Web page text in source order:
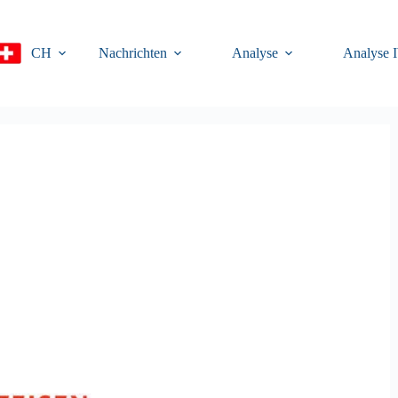
CH
Nachrichten Analyse Analyse